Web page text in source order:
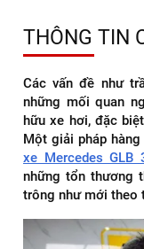
THÔNG TIN
Các vấn đề như
những mối quan
hữu xe hơi, đặc
Một giải pháp
xe Mercedes GLB
những tổn thương
trông như mới theo